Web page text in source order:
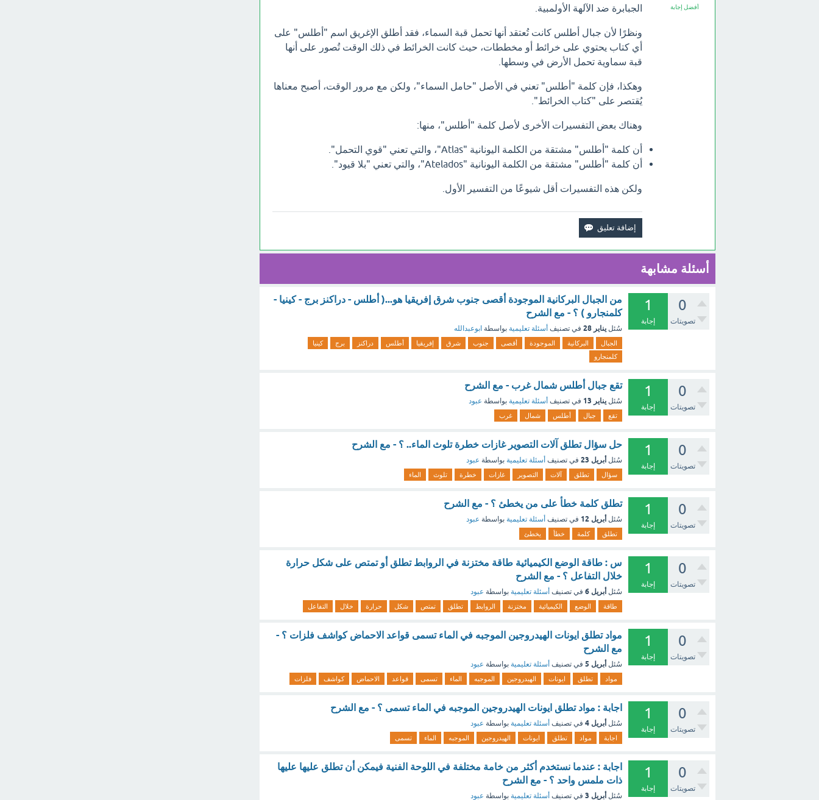
أفضل إجابة
الجبابرة ضد الآلهة الأولمبية.
ونظرًا لأن جبال أطلس كانت تُعتقد أنها تحمل قبة السماء، فقد أطلق الإغريق اسم "أطلس" على
أي كتاب يحتوي على خرائط أو مخططات، حيث كانت الخرائط في ذلك الوقت تُصور على أنها
قبة سماوية تحمل الأرض في وسطها.
وهكذا، فإن كلمة "أطلس" تعني في الأصل "حامل السماء"، ولكن مع مرور الوقت، أصبح معناها
يُقتصر على "كتاب الخرائط".
وهناك بعض التفسيرات الأخرى لأصل كلمة "أطلس"، منها:
أن كلمة "أطلس" مشتقة من الكلمة اليونانية "Atlas"، والتي تعني "قوي التحمل".
أن كلمة "أطلس" مشتقة من الكلمة اليونانية "Atelados"، والتي تعني "بلا قيود".
ولكن هذه التفسيرات أقل شيوعًا من التفسير الأول.
أسئلة مشابهة
0
تصويتات
1
إجابة
من الجبال البركانية الموجودة أقصى جنوب شرق إفريقيا هو...( أطلس - دراكنز برج - كينيا -
كلمنجارو ) ؟ - مع الشرح
سُئل يناير 28 في تصنيف أسئلة تعليمية بواسطة ابوعبدالله
الجبال البركانية الموجودة أقصى جنوب شرق إفريقيا أطلس دراكنز برج
كينيا
كلمنجارو
0
تصويتات
1
إجابة
تقع جبال أطلس شمال غرب - مع الشرح
سُئل يناير 13 في تصنيف أسئلة تعليمية بواسطة عبود
تقع جبال أطلس شمال غرب
0
تصويتات
1
إجابة
حل سؤال تطلق آلات التصوير غازات خطرة تلوث الماء.. ؟ - مع الشرح
سُئل أبريل 23 في تصنيف أسئلة تعليمية بواسطة عبود
سؤال تطلق آلات التصوير غازات خطرة تلوث الماء
0
تصويتات
1
إجابة
تطلق كلمة خطأ على من يخطئ ؟ - مع الشرح
سُئل أبريل 12 في تصنيف أسئلة تعليمية بواسطة عبود
تطلق كلمة خطأ يخطئ
0
تصويتات
1
إجابة
س : طاقة الوضع الكيميائية طاقة مختزنة في الروابط تطلق أو تمتص على شكل حرارة
خلال التفاعل ؟ - مع الشرح
سُئل أبريل 6 في تصنيف أسئلة تعليمية بواسطة عبود
طاقة الوضع الكيميائية مختزنة الروابط تطلق تمتص شكل حرارة خلال التفاعل
0
تصويتات
1
إجابة
مواد تطلق ايونات الهيدروجين الموجبه في الماء تسمى قواعد الاحماض كواشف فلزات ؟ -
مع الشرح
سُئل أبريل 5 في تصنيف أسئلة تعليمية بواسطة عبود
مواد تطلق ايونات الهيدروجين الموجبه الماء تسمى قواعد الاحماض كواشف فلزات
0
تصويتات
1
إجابة
اجابة : مواد تطلق ايونات الهيدروجين الموجبه في الماء تسمى ؟ - مع الشرح
سُئل أبريل 4 في تصنيف أسئلة تعليمية بواسطة عبود
اجابة مواد تطلق ايونات الهيدروجين الموجبه الماء تسمى
0
تصويتات
1
إجابة
اجابة : عندما نستخدم أكثر من خامة مختلفة في اللوحة الفنية فيمكن أن تطلق عليها عليها
ذات ملمس واحد ؟ - مع الشرح
سُئل أبريل 3 في تصنيف أسئلة تعليمية بواسطة عبود